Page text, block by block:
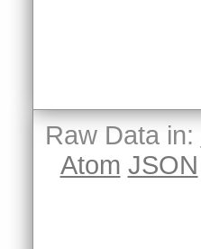
Raw Data in:
Atom JSON